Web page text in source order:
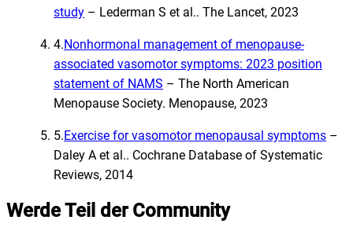
study – Lederman S et al.. The Lancet, 2023
4.Nonhormonal management of menopause-
associated vasomotor symptoms: 2023 position
statement of NAMS – The North American
Menopause Society. Menopause, 2023
5.Exercise for vasomotor menopausal symptoms –
Daley A et al.. Cochrane Database of Systematic
Reviews, 2014
Werde Teil der Community